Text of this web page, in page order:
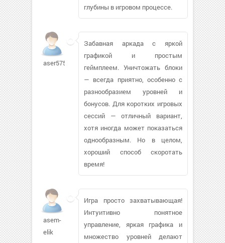
глубины в игровом процессе.
aser57500
Забавная аркада с яркой
графикой и простым
геймплеем. Уничтожать блоки
— всегда приятно, особенно с
разнообразием уровней и
бонусов. Для коротких игровых
сессий — отличный вариант,
хотя иногда может показаться
однообразным. Но в целом,
хороший способ скоротать
время!
asem-
elik
Игра просто захватывающая!
Интуитивно понятное
управление, яркая графика и
множество уровней делают